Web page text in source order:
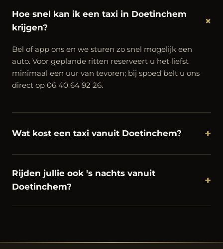
Hoe snel kan ik een taxi in Doetinchem
krijgen?
+
Bel of app ons en we sturen zo snel mogelijk een
auto. Voor geplande ritten reserveert u het liefst
minimaal een uur van tevoren; bij spoed belt u ons
direct op 06 40 64 92 26.
Wat kost een taxi vanuit Doetinchem? +
Rijden jullie ook 's nachts vanuit
Doetinchem?
+